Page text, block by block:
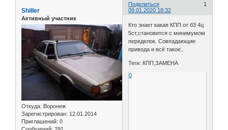
Поделиться
1
09.01.2020 18:32
Shiller
Активный участник
Откуда: Воронеж
Зарегистрирован: 12.01.2014
Приглашений: 0
Кто знает какая КПП от б3 4ц
5ст,становится с минимумом
переделок. Совпадающие
привода и всё такое..
Теги: КПП,ЗАМЕНА
0